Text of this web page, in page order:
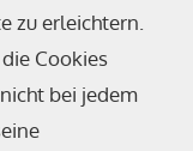
zu erleichtern.
Cookies
bei jedem